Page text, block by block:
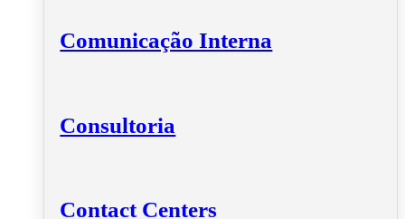
Comunicação Interna
Consultoria
Contact Centers